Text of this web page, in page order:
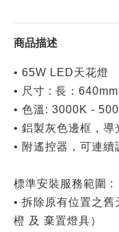
商品描述
• 65W LED天花燈
• 尺寸 : 長：
• 色溫: 3000K -
• 鋁製灰色邊框，導
• 附遙控器，可連續
標準安裝服務範圍 :
• 拆除原有位置之
橙 及 棄置燈具）